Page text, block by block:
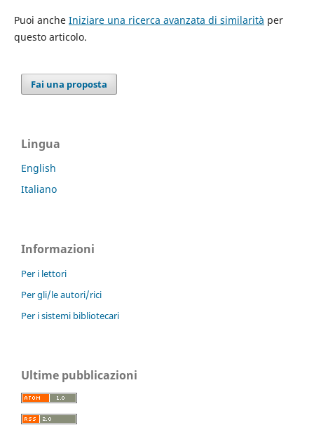
Puoi anche Iniziare una ricerca avanzata di similarità per
questo articolo.
Fai una proposta
Lingua
English
Italiano
Informazioni
Per i lettori
Per gli/le autori/rici
Per i sistemi bibliotecari
Ultime pubblicazioni